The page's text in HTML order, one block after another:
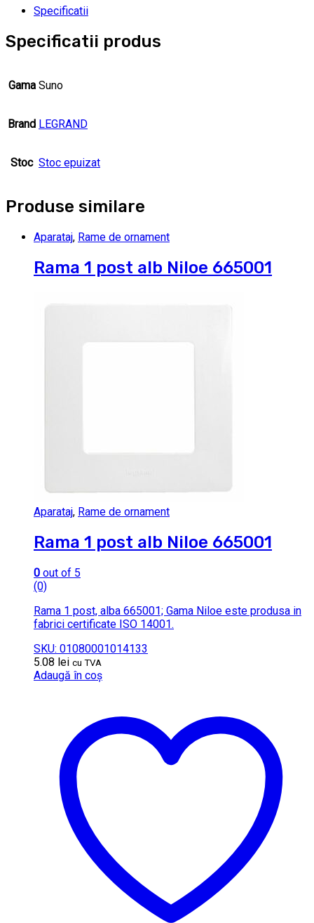
Specificatii
Specificatii produs
Gama Suno
Brand LEGRAND
Stoc Stoc epuizat
Produse similare
Aparataj, Rame de ornament
Rama 1 post alb Niloe 665001
Aparataj, Rame de ornament
Rama 1 post alb Niloe 665001
0 out of 5
(0)
Rama 1 post, alba 665001; Gama Niloe este produsa in
fabrici certificate ISO 14001.
SKU: 01080001014133
5.08 lei cu TVA
Adaugă în coș